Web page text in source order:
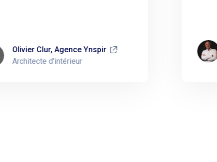
Clur, Agence Ynspir
d'intérieur